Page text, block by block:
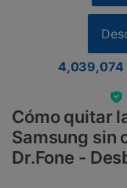
4,039,074
Cómo quitar
Samsung sin
Dr.Fone -